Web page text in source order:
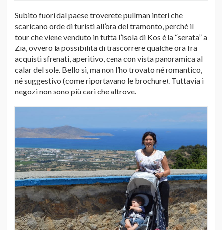
Subito fuori dal paese troverete pullman interi che
scaricano orde di turisti all’ora del tramonto, perché il
tour che viene venduto in tutta l’isola di Kos è la “serata” a
Zia, ovvero la possibilità di trascorrere qualche ora fra
acquisti sfrenati, aperitivo, cena con vista panoramica al
calar del sole. Bello sì, ma non l’ho trovato né romantico,
né suggestivo (come riportavano le brochure). Tuttavia i
negozi non sono più cari che altrove.